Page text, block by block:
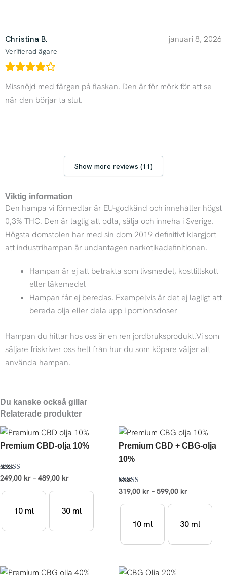
Christina B.
Verifierad ägare
januari 8, 2026
Missnöjd med färgen på flaskan. Den är för mörk för att se
när den börjar ta slut.
Show more reviews (11)
Viktig information
Den hampa vi förmedlar är EU-godkänd och innehåller högst
0,3% THC. Den är laglig att odla, sälja och inneha i Sverige.
Högsta domstolen har med sin dom 2019 definitivt klargjort
att industrihampan är undantagen narkotikadefinitionen.
Hampan är ej att betrakta som livsmedel, kosttillskott
eller läkemedel
Hampan får ej beredas. Exempelvis är det ej lagligt att
bereda olja eller dela upp i portionsdoser
Hampan du hittar hos oss är en ren jordbruksprodukt.Vi som
säljare friskriver oss helt från hur du som köpare väljer att
använda hampan.
Du kanske också gillar
Relaterade produkter
Premium CBD-olja 10%
Betygsatt
4.77
av 5
249,00 kr – 489,00 kr
Prisintervall:
till
10 ml 30 ml
Premium CBD + CBG-olja
10%
Betygsatt
4.50
av 5
319,00 kr – 599,00 kr
till
10 ml 30 ml
Prisintervall: